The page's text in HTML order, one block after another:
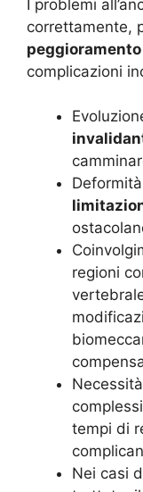
I problemi
correttamente,
complicazioni
regioni
tempi di
Nei casi